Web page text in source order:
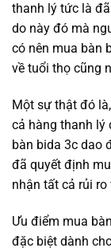
thanh lý tức là
do này đó mà
có nên mua bàn
về tuổi thọ cũng
Một sự thật đó
cả hàng thanh lý
bàn bida 3c dao
đã quyết định
nhận tất cả rủi ro
Ưu điểm mua
đặc biệt dành